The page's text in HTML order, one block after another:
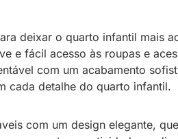
deixar o quarto infantil mais
e fácil acesso às roupas e
com um acabamento
cada detalhe do quarto infantil.
com um design elegante,